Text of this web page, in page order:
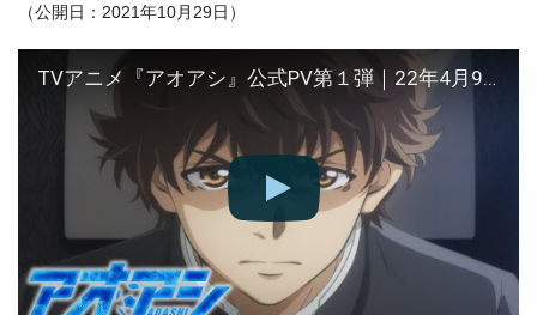
（公開日：2021年10月29日）
TVアニメ『アオアシ』公式PV第１弾｜22年4月9日（土）午後6時25分～NHKEテレにて放送開始！